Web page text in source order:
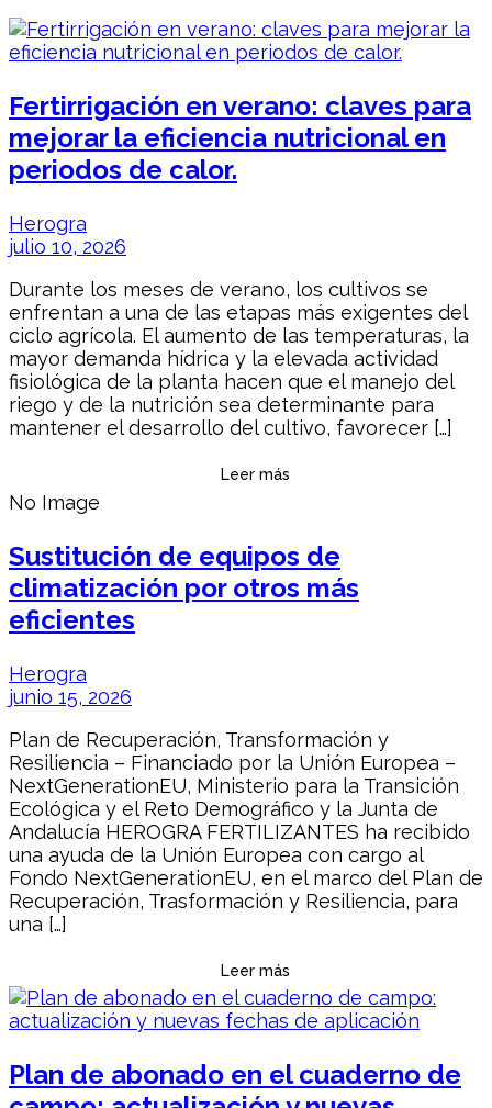
Fertirrigación en verano: claves para
mejorar la eficiencia nutricional en
periodos de calor.
Herogra
julio 10, 2026
Durante los meses de verano, los cultivos se
enfrentan a una de las etapas más exigentes del
ciclo agrícola. El aumento de las temperaturas, la
mayor demanda hídrica y la elevada actividad
fisiológica de la planta hacen que el manejo del
riego y de la nutrición sea determinante para
mantener el desarrollo del cultivo, favorecer […]
Leer más
No Image
Sustitución de equipos de
climatización por otros más
eficientes
Herogra
junio 15, 2026
Plan de Recuperación, Transformación y
Resiliencia – Financiado por la Unión Europea –
NextGenerationEU, Ministerio para la Transición
Ecológica y el Reto Demográfico y la Junta de
Andalucía HEROGRA FERTILIZANTES ha recibido
una ayuda de la Unión Europea con cargo al
Fondo NextGenerationEU, en el marco del Plan de
Recuperación, Trasformación y Resiliencia, para
una […]
Leer más
Plan de abonado en el cuaderno de